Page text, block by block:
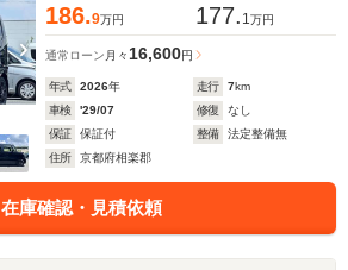
186.9万円 177. 1 万円
通常ローン 月々 16,600円
年式 2026年 走行 7km
車検
'29/07 修復
なし
保証
保証付 整備
法定整備無
住所
京都府相楽郡
在庫確認・見積依頼